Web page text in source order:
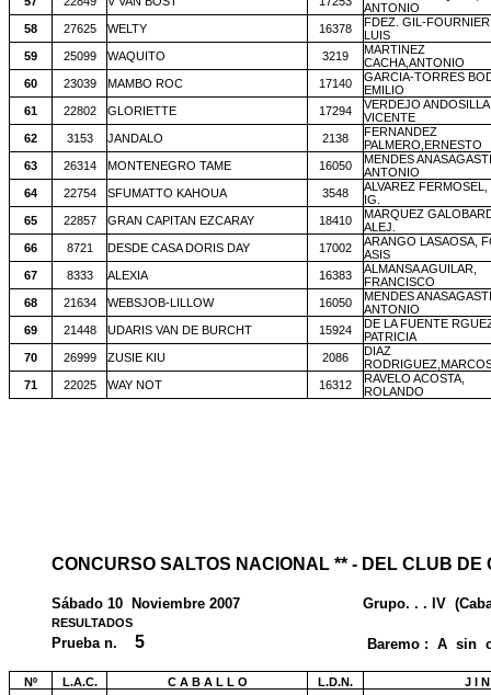
ANTONIO
58
27625 WELTY 16378
FDEZ. GIL-
LUIS
59
25099 WAQUITO 3219
MARTINEZ
CACHA,ANTONIO
60
23039 MAMBO ROC 17140
GARCIA-TORRES
EMILIO
61
22802 GLORIETTE 17294
VERDEJO
VICENTE
62
3153 JANDALO 2138
FERNANDEZ
PALMERO,ERNESTO
63
26314 MONTENEGRO TAME 16050
MENDES
ANTONIO
64
22754 SFUMATTO KAHOUA 3548
ALVAREZ
IG.
65
22857 GRAN CAPITAN EZCARAY 18410
MARQUEZ
ALEJ.
66
8721 DESDE CASA DORIS DAY 17002
ARANGO LASAOSA,
ASIS
67
8333 ALEXIA 16383
ALMANSA AGUILAR,
FRANCISCO
68
21634 WEBSJOB-LILLOW 16050
MENDES
ANTONIO
69
21448 UDARIS VAN DE BURCHT 15924
DE LA FUENTE
PATRICIA
70
26999 ZUSIE KIU 2086
DIAZ
71
22025 WAY NOT 16312
RAVELO ACOSTA,
ROLANDO
CONCURSO SALTOS NACIONAL ** - DEL CLUB DE
Sábado 10 Noviembre 2007 Grupo. . . IV
RESULTADOS
Prueba n. 5 Baremo : A sin
Nº L.A.C. C A B A L L O L.D.N. J I